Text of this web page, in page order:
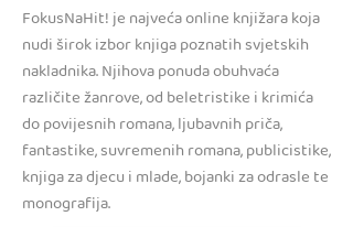
FokusNaHit! je najveća online knjižara koja
nudi širok izbor knjiga poznatih svjetskih
nakladnika. Njihova ponuda obuhvaća
različite žanrove, od beletristike i krimića
do povijesnih romana, ljubavnih priča,
fantastike, suvremenih romana, publicistike,
knjiga za djecu i mlade, bojanki za odrasle te
monografija.